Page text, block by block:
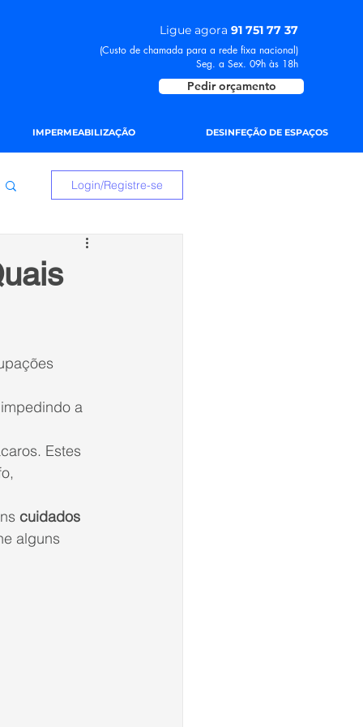
Ligue agora 91 751 77 37
(Custo de chamada para a rede fixa nacional)
Seg. a Sex. 09h às 18h
Pedir orçamento
IMPERMEABILIZAÇÃO DESINFEÇÃO DE ESPAÇOS
Login/Registre-se
a
Estes
cuidados
alguns